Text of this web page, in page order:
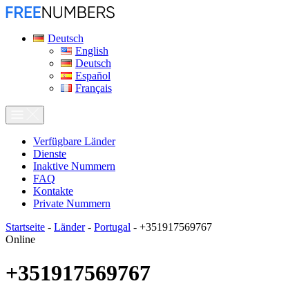
Deutsch
English
Deutsch
Español
Français
Verfügbare Länder
Dienste
Inaktive Nummern
FAQ
Kontakte
Private Nummern
Startseite - Länder- Portugal - +351917569767
Online
+351917569767